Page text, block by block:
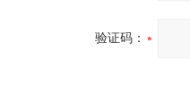
验证码：